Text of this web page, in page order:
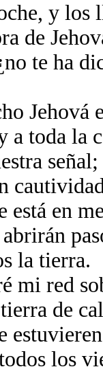
y
de
te ha
Jehová
a toda la
en
la tierra.
mi red
de
los